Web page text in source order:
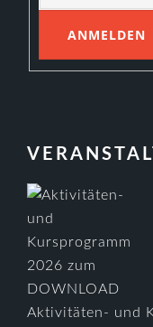
Aktivitäten- und